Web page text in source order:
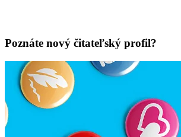
Poznáte nový čitateľský profil?